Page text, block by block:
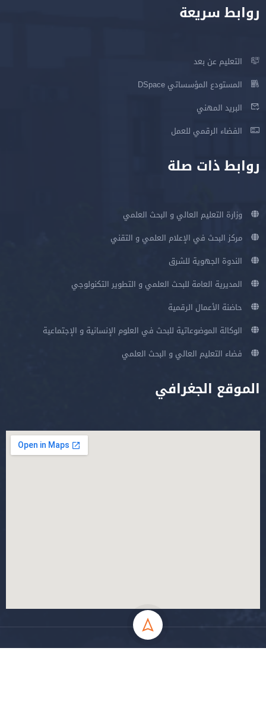
روابط سريعة
التعليم عن بعد
المستودع المؤسساتي DSpace
البريد المهني
الفضاء الرقمي للعمل
روابط ذات صلة
وزارة التعليم العالي و البحث العلمي
مركز البحث في الإعلام العلمي و التقني
الندوة الجهوية للشرق
المديرية العامة للبحث العلمي و التطوير التكنولوجي
حاضنة الأعمال الرقمية
الوكالة الموضوعاتية للبحث في العلوم الإنسانية و الإجتماعية
فضاء التعليم العالي و البحث العلمي
الموقع الجغرافي
جميع الحقوق محفوظة جامعة المسيلة - 2024